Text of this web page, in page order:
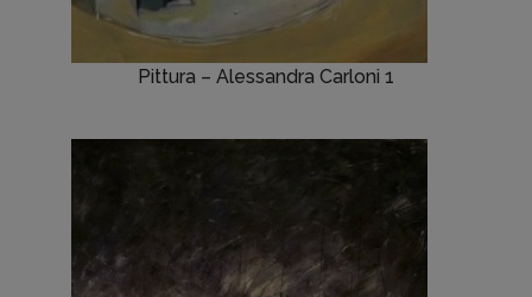
Pittura – Alessandra Carloni 1